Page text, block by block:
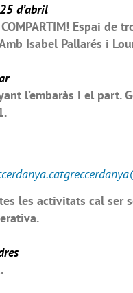
d’abril
Espai de
Isabel Pallarés i
l’embaràs i el part.
les activitats cal ser